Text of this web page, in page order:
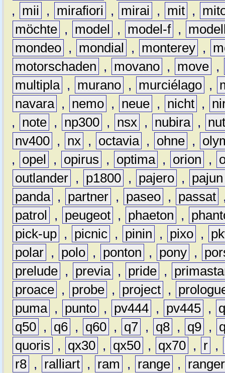
,
mii , mirafiori , mirai , mit ,
möchte , model , model-f ,
mondeo , mondial , monterey ,
motorschaden
, movano , move ,
multipla , murano , murciélago ,
navara , nemo , neue , nicht ,
,
note , np300 , nsx , nubira ,
nv400 , nx , octavia , ohne ,
,
opel , opirus , optima , orion ,
outlander , p1800 , pajero ,
pajun
panda , partner , paseo , passat
patrol
, peugeot , phaeton ,
pick-up , picnic , pinin , pixo ,
polar , polo , ponton , pony ,
prelude , previa , pride ,
proace , probe , project ,
puma , punto , pv444 , pv445 ,
q50 , q6 , q60 , q7 , q8 , q9 ,
quoris
, qx30 , qx50 , qx70 , r ,
r8 , ralliart , ram , range ,
ranger